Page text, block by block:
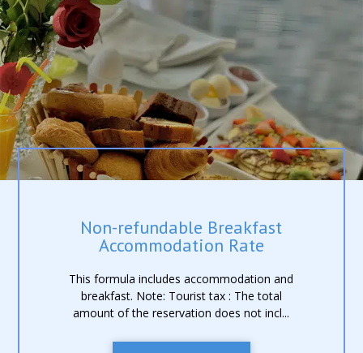
Non-refundable Breakfast
Accommodation Rate
This formula includes accommodation and
breakfast. Note: Tourist tax : The total
amount of the reservation does not incl...